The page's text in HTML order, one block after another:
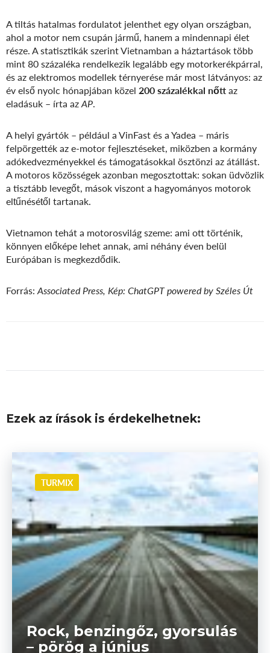
A tiltás hatalmas fordulatot jelenthet egy olyan országban,
ahol a motor nem csupán jármű, hanem a mindennapi élet
része. A statisztikák szerint Vietnamban a háztartások több
mint 80 százaléka rendelkezik legalább egy motorkerékpárral,
és az elektromos modellek térnyerése már most látványos: az
év első nyolc hónapjában közel 200 százalékkal nőttaz
eladásuk – írta azAP.
A helyi gyártók – például a VinFast és a Yadea – máris
felpörgették az e-motor fejlesztéseket, miközben a kormány
adókedvezményekkel és támogatásokkal ösztönzi az átállást.
A motoros közösségek azonban megosztottak: sokan üdvözlik
a tisztább levegőt, mások viszont a hagyományos motorok
eltűnésétől tartanak.
Vietnamon tehát a motorosvilág szeme: ami ott történik,
könnyen előképe lehet annak, ami néhány éven belül
Európában is megkezdődik.
Forrás:Associated Press, Kép: ChatGPT powered by Széles Út
Ezek az írások is érdekelhetnek:
TURMIX
Rock, benzingőz, gyorsulás
– pörög a június